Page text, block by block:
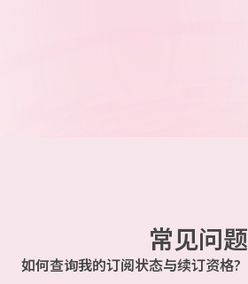
常见问题
如何查询我的订阅状态与续订资格?